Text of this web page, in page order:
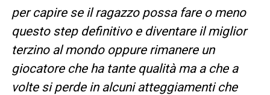
per capire se il ragazzo possa fare o meno
questo step definitivo e diventare il miglior
terzino al mondo oppure rimanere un
giocatore che ha tante qualità ma a che a
volte si perde in alcuni atteggiamenti che